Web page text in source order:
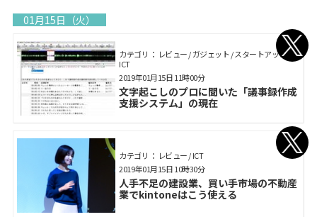
01月15日（火）
カテゴリ： レビュー / ガジェット / スタートアップ /
ICT
文字起こしのプロに聞いた「議事録作成
支援システム」の現在
2019年01月15日 11時00分
カテゴリ： レビュー / ICT
人手不足の建設業、買い手市場の不動産
業でkintoneはこう使える
2019年01月15日 10時30分